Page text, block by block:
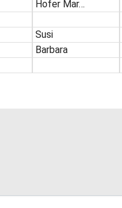
Hofer Mar…
Susi
Barbara